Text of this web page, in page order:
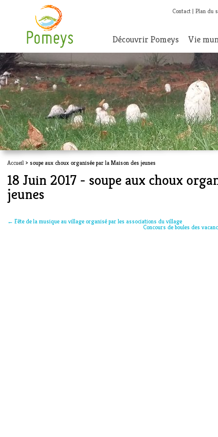
Contact Plan du
Découvrir Pomeys Vie
Accueil > soupe aux choux organisée par la Maison des jeunes
18 Juin 2017 - soupe aux choux
jeunes
← Fête de la musique au village organisé par les associations du village
Concours de boules des